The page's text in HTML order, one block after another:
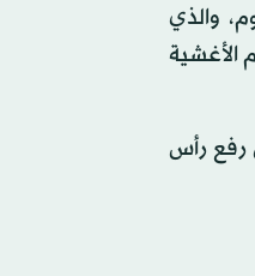
والذي
رفع رأس